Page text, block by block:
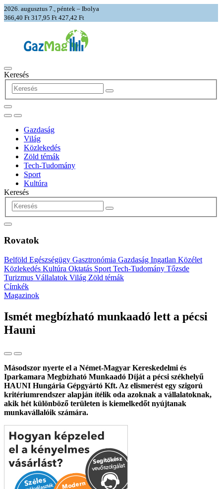
2026. augusztus 7., péntek – Ibolya
366,40 Ft 317,95 Ft 427,42 Ft
Keresés
Gazdaság
Világ
Közlekedés
Zöld témák
Tech-Tudomány
Sport
Kultúra
Keresés
Rovatok
Belföld Egészségügy Gasztronómia Gazdaság Ingatlan Közélet
Közlekedés Kultúra Oktatás Sport Tech-Tudomány Tőzsde
Turizmus Vállalatok Világ Zöld témák
Címkék
Magazinok
Ismét megbízható munkaadó lett a pécsi
Hauni
Másodszor nyerte el a Német-Magyar Kereskedelmi és
Iparkamara Megbízható Munkaadó Díját a pécsi székhelyű
HAUNI Hungária Gépgyártó Kft. Az elismerést egy szigorú
kritériumrendszer alapján ítélik oda azoknak a vállalatoknak,
akik hét különböző területen is kiemelkedőt nyújtanak
munkavállalóik számára.